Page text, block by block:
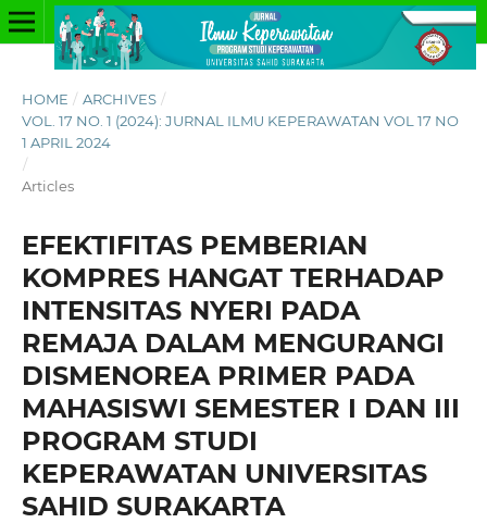
HOME / ARCHIVES /
VOL. 17 NO. 1 (2024): JURNAL ILMU KEPERAWATAN VOL 17 NO
1 APRIL 2024
/
Articles
EFEKTIFITAS PEMBERIAN
KOMPRES HANGAT TERHADAP
INTENSITAS NYERI PADA
REMAJA DALAM MENGURANGI
DISMENOREA PRIMER PADA
MAHASISWI SEMESTER I DAN III
PROGRAM STUDI
KEPERAWATAN UNIVERSITAS
SAHID SURAKARTA